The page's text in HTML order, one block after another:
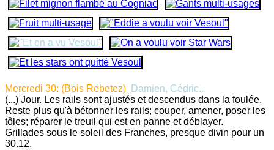
Mercredi 30: (Bois Rebetez)
Damien, Cédric...
(...) Jour. Les rails sont ajustés et descendus dans la foulée.
Reste plus qu'à bétonner les rails; couper, amener, poser les
tôles; réparer le treuil qui est en panne et déblayer.
Grillades sous le soleil des Franches, presque divin pour un
30.12.